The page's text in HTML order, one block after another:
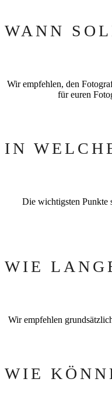
WANN
Wir empfehlen, den
für euren
IN
Die wichtigsten Punkte
WIE
Wir empfehlen
WIE